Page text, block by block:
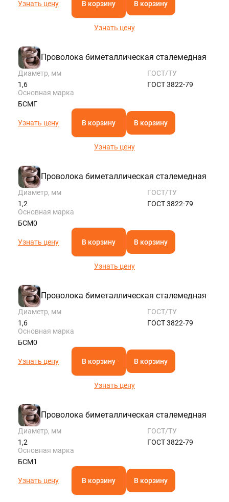
Узнать цену В корзину В корзину
Узнать цену
Проволока биметаллическая сталемедная
Диаметр, мм
1,6
ГОСТ/ТУ
ГОСТ 3822-79
Основная марка
БСМГ
Узнать цену В корзину В корзину
Узнать цену
Проволока биметаллическая сталемедная
Диаметр, мм
1,2
ГОСТ/ТУ
ГОСТ 3822-79
Основная марка
БСМ0
Узнать цену В корзину В корзину
Узнать цену
Проволока биметаллическая сталемедная
Диаметр, мм
1,6
ГОСТ/ТУ
ГОСТ 3822-79
Основная марка
БСМ0
Узнать цену В корзину В корзину
Узнать цену
Проволока биметаллическая сталемедная
Диаметр, мм
1,2
ГОСТ/ТУ
ГОСТ 3822-79
Основная марка
БСМ1
Узнать цену В корзину В корзину